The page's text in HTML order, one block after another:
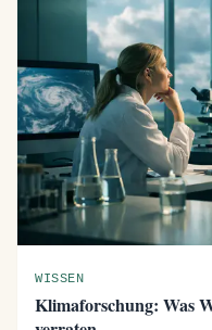
WISSEN
Klimaforschung: Was